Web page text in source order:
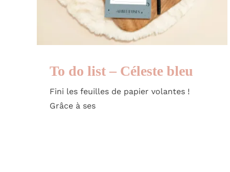
To do list – Céleste bleu
Fini les feuilles de papier volantes !
Grâce à ses